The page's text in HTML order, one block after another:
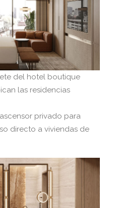
del hotel boutique
las residencias
privado para
directo a viviendas de